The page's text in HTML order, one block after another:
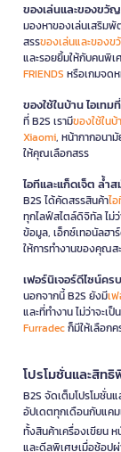
ของเล่นและของขวั
มองหาของเล่นเสริม
สรรของเล่นและของ
และรอยยิ้มให้กับคนพิ
FRIENDS หรือเกมจด
ของใช้ในบ้าน ไอเท
ที่ B2S เรามีของใช้ในบ้
Xiaomi, หน้ากากอนา
ให้คุณเลือกสรร
ไอทีและแก็ดเจ็ต ล้ำ
B2S ได้คัดสรรสินค้าไ
ทุกไลฟ์สไตล์ดิจิทัล ไม่ว่
ข้อมูล, เอ็กซ์เทอนัลฮา
ให้การทำงานของคุณ
เฟอร์นิเจอร์ดีไซน์ค
นอกจากนี้ B2S ยังมีเ
และที่ทำงาน ไม่ว่าจะเ
Furradecก็มีให้เลือก
โปรโมชั่นและสิท
B2S จัดเต็มโปรโมชั่น
อัปเดตทุกเดือนกับแค
ทั้งสินค้าเครื่องเขียน
และดีลพิเศษเมื่อช้อปผ่